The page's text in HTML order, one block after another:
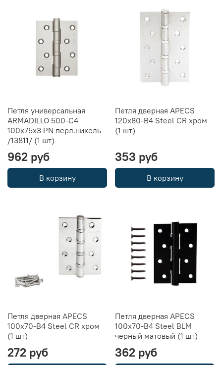
Петля универсальная
ARMADILLO 500-C4
100x75x3 PN перл.никель
/13811/ (1 шт)
962 руб
В корзину
Петля дверная APECS
120x80-B4 Steel CR хром
(1 шт)
353 руб
В корзину
Петля дверная APECS
100x70-B4 Steel CR хром
(1 шт)
272 руб
Петля дверная APECS
100x70-B4 Steel BLM
черный матовый (1 шт)
362 руб